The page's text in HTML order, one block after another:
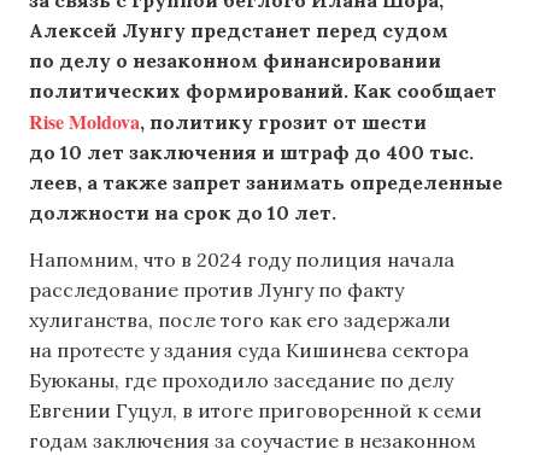
Алексей Лунгу предстанет перед судом
по делу о незаконном финансировании
политических формирований. Как сообщает
Rise Moldova, политику грозит от шести
до 10 лет заключения и штраф до 400 тыс.
леев, а также запрет занимать определенные
должности на срок до 10 лет.
Напомним, что в 2024 году полиция начала
расследование против Лунгу по факту
хулиганства, после того как его задержали
на протесте у здания суда Кишинева сектора
Буюканы, где проходило заседание по делу
Евгении Гуцул, в итоге приговоренной к семи
годам заключения за соучастие в незаконном